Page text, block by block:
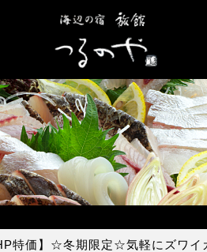
特価】☆冬期限定☆気軽にズワイ